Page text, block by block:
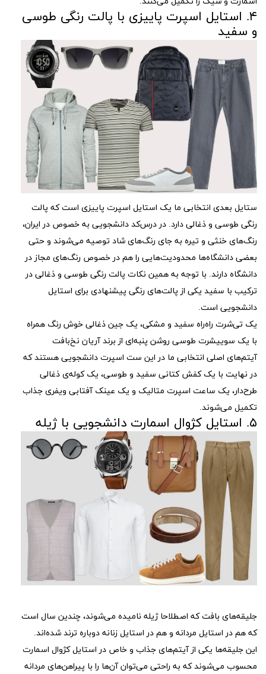
۴. استایل اسپرت پاییزی با پالت رنگی طوسی
و سفید
ستایل بعدی انتخابی ما یک استایل اسپرت پاییزی است که پالت
رنگی طوسی و ذغالی دارد. در درس‌کد دانشجویی به خصوص در ایران،
رنگ‌های خنثی و تیره به جای رنگ‌های شاد توصیه می‌شوند و حتی
بعضی دانشگاه‌ها محدودیت‌هایی را هم در خصوص رنگ‌های مجاز در
دانشگاه دارند. با توجه به همین نکات پالت رنگی طوسی و ذغالی در
ترکیب با سفید یکی از پالت‌های رنگی پیشنهادی برای استایل
دانشجویی است.
یک تی‌شرت راه‌راه سفید و مشکی، یک جین ذغالی خوش رنگ همراه
با یک سوییشرت طوسی روشن پنبه‌ای از برند آریان نخ‌بافت
آیتم‌های اصلی انتخابی ما در این ست اسپرت دانشجویی هستند که
در نهایت با یک کفش کتانی سفید و طوسی، یک کوله‌ی ذغالی
طرح‌دار، یک ساعت اسپرت متالیک و یک عینک آفتابی ویفری جذاب
تکمیل می‌شوند.
۵. استایل کژوال اسمارت دانشجویی با ژیله
جلیقه‌های بافت که اصطلاحا ژیله نامیده می‌شوند، چندین سال است
که هم در استایل مردانه و هم در استایل زنانه دوباره ترند شده‌اند.
این جلیقه‌ها یکی از آیتم‌های جذاب و خاص در استایل کژوال اسمارت
محسوب می‌شوند که به راحتی می‌توان آن‌ها را با پیراهن‌های مردانه